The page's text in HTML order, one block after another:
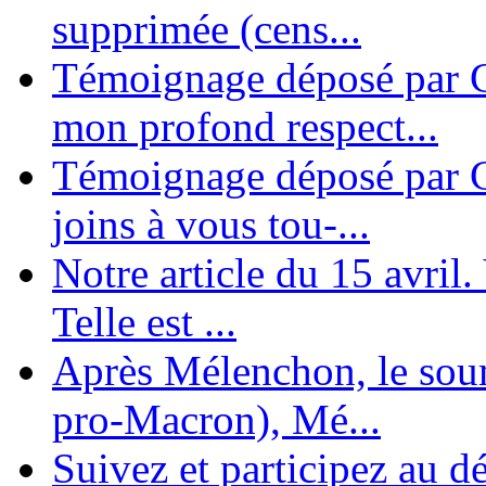
supprimée (cens...
Témoignage déposé par
mon profond respect...
Témoignage déposé par
joins à vous tou-...
Notre article du 15 avril.
Telle est ...
Après Mélenchon, le
pro-Macron), Mé...
Suivez et participez au